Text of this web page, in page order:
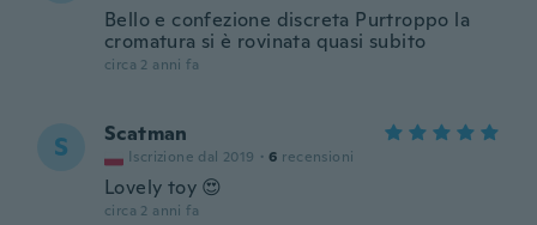
Bello e confezione discreta Purtroppo la
cromatura si è rovinata quasi subito
circa 2 anni fa
S Scatman
Iscrizione dal 2019 · 6 recensioni
Lovely toy 😍
circa 2 anni fa